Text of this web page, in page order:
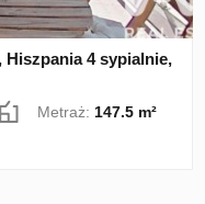
Hiszpania 4 sypialnie,
Metraż: 147.5 m²